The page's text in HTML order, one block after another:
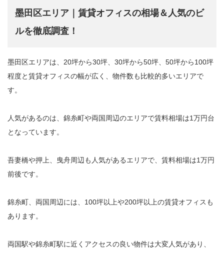
墨田区エリア｜賃貸オフィスの相場＆人気のビ
ルを徹底調査！
墨田区エリアは、20坪から30坪、30坪から50坪、50坪から100坪
程度と賃貸オフィスの幅が広く、物件数も比較的多いエリアで
す。
人気があるのは、錦糸町や両国周辺のエリアで賃料相場は1万円台
となっています。
吾妻橋や押上、曳舟周辺も人気があるエリアで、賃料相場は1万円
前後です。
錦糸町、両国周辺には、100坪以上や200坪以上の賃貸オフィスも
あります。
両国駅や錦糸町駅に近くアクセスの良い物件は大変人気があり、